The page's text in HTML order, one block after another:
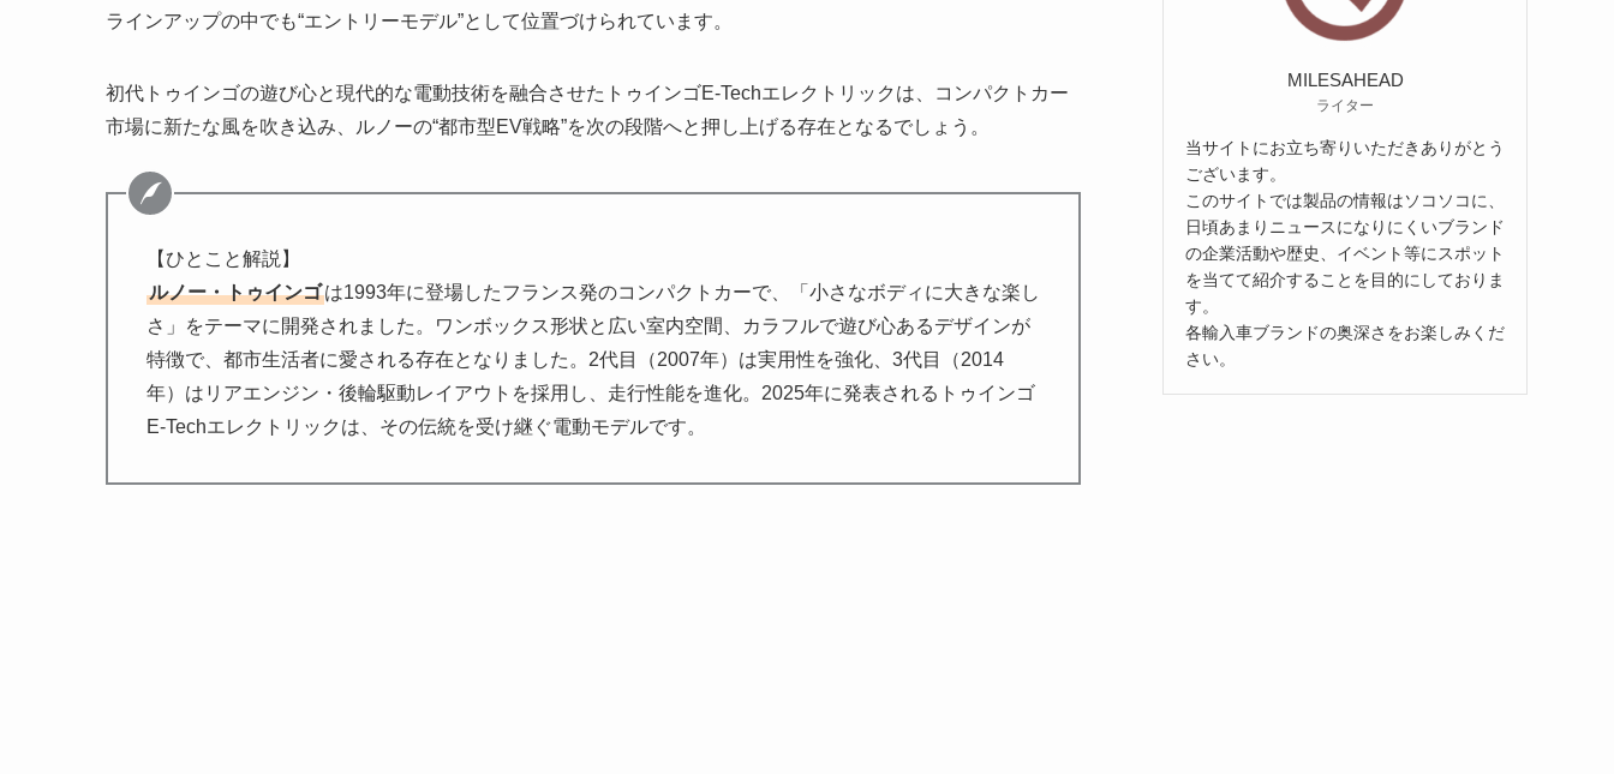
ラインアップの中でも“エントリーモデル”として位置づけられています。
初代トゥインゴの遊び心と現代的な電動技術を融合させたトゥインゴE-Techエレクトリックは、コンパクトカー
市場に新たな風を吹き込み、ルノーの“都市型EV戦略”を次の段階へと押し上げる存在となるでしょう。
【ひとこと解説】
ルノー・トゥインゴは1993年に登場したフランス発のコンパクトカーで、「小さなボディに大きな楽し
さ」をテーマに開発されました。ワンボックス形状と広い室内空間、カラフルで遊び心あるデザインが
特徴で、都市生活者に愛される存在となりました。2代目（2007年）は実用性を強化、3代目（2014
年）はリアエンジン・後輪駆動レイアウトを採用し、走行性能を進化。2025年に発表されるトゥインゴ
E-Techエレクトリックは、その伝統を受け継ぐ電動モデルです。
MILESAHEAD
ライター
当サイトにお立ち寄りいただきありがとう
ございます。
このサイトでは製品の情報はソコソコに、
日頃あまりニュースになりにくいブランド
の企業活動や歴史、イベント等にスポット
を当てて紹介することを目的にしておりま
す。
各輸入車ブランドの奥深さをお楽しみくだ
さい。